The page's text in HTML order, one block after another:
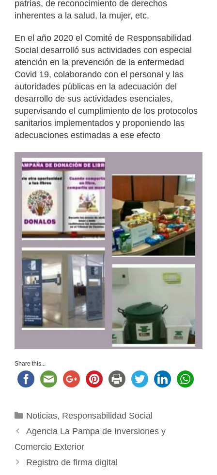
patrias, de reconocimiento de derechos
inherentes a la salud, la mujer, etc.
En el año 2020 el Comité de Responsabilidad
Social desarrolló sus actividades con especial
atención en la prevención de la enfermedad
Covid 19, colaborando con el personal y las
autoridades públicas en la adecuación del
desarrollo de sus actividades esenciales,
supervisando el cumplimiento de los protocolos
sanitarios implementados y proponiendo las
adecuaciones estimadas a ese efecto
Share this...
Categorías
Noticias, Responsabilidad Social
Agencia La Pampa de Inversiones y
Comercio Exterior
Registro de firma digital